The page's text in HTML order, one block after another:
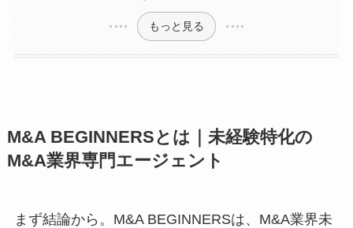
もっと見る
M&A BEGINNERSとは｜未経験特化の
M&A業界専門エージェント
まず結論から。M&A BEGINNERSは、M&A業界未